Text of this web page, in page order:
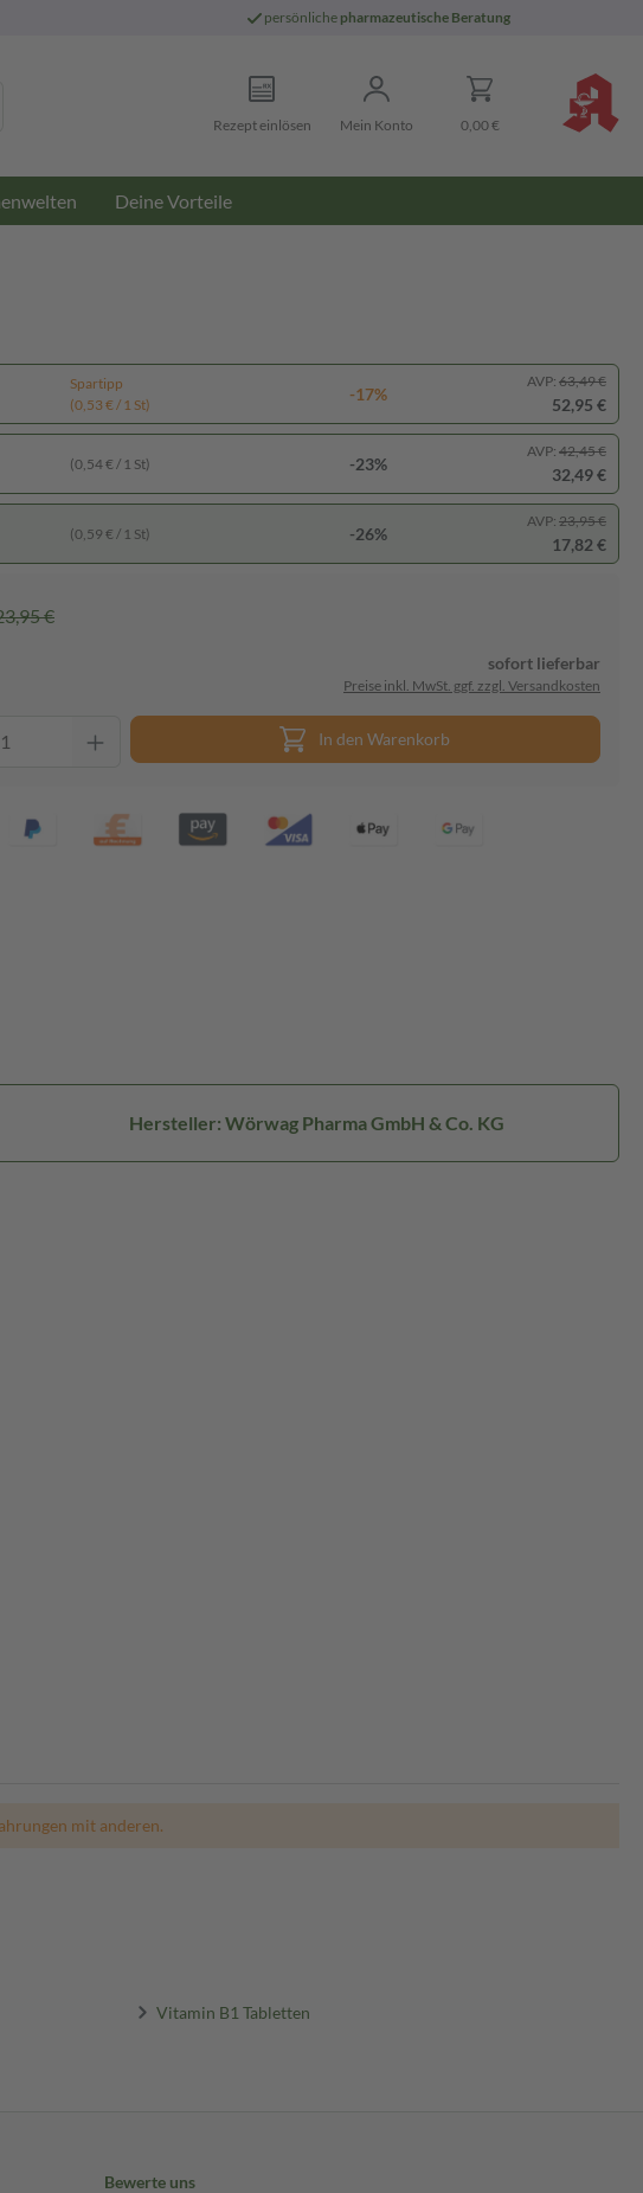
persönliche pharmazeutische Beratung
Rezept einlösen Mein Konto 0,00 €
Deine Vorteile
Spartipp
(0,53 € / 1 St)
-17%
AVP: 63,49 €
52,95 €
(0,54 € / 1 St) -23%
AVP: 42,45 €
32,49 €
(0,59 € / 1 St) -26%
AVP: 23,95 €
17,82 €
€
sofort lieferbar
Preise inkl. MwSt. ggf. zzgl. Versandkosten
In den Warenkorb
Hersteller: Wörwag Pharma GmbH & Co. KG
mit anderen.
Vitamin B1 Tabletten
Bewerte uns